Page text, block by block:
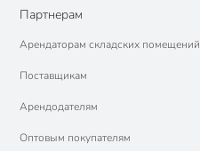
Партнерам
Арендаторам складских помещений
Поставщикам
Арендодателям
Оптовым покупателям